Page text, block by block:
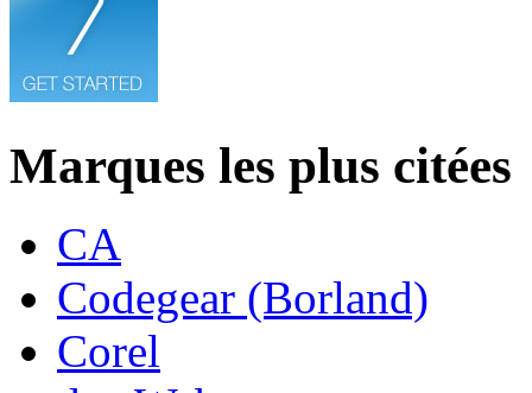
Marques les plus citées
CA
Codegear (Borland)
Corel